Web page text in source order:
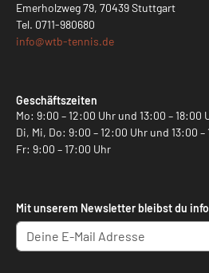
Emerholzweg 79, 70439 Stuttgart
Tel. 0711-980680
info@wtb-tennis.de
Geschäftszeiten
Mo: 9:00 – 12:00 Uhr und 13:00 – 18:00
Di, Mi, Do: 9:00 – 12:00 Uhr und 13:00 –
Fr: 9:00 – 17:00 Uhr
Mit unserem Newsletter bleibst du